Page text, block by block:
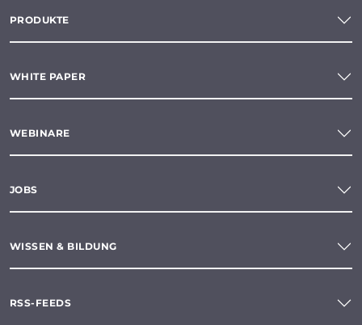
PRODUKTE
WHITE PAPER
WEBINARE
JOBS
WISSEN & BILDUNG
RSS-FEEDS